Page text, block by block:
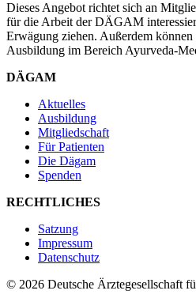
Dieses Angebot richtet sich an
für die Arbeit der DÄGAM
Erwägung ziehen. Außerdem
Ausbildung im Bereich Ayurveda-
DÄGAM
Aktuelles
Ausbildung
Mitgliedschaft
Für Patienten
Die Dägam
Spenden
RECHTLICHES
Satzung
Impressum
Datenschutz
© 2026 Deutsche Ärztegesellschaft